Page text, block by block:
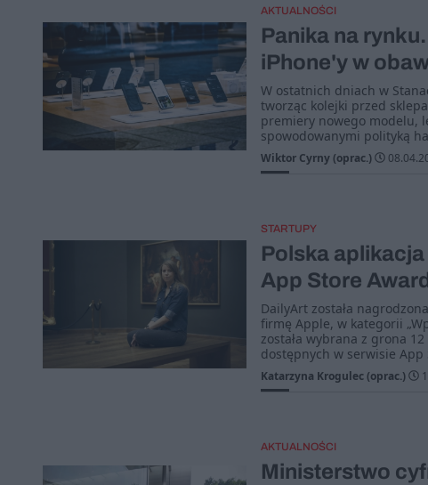
AKTUALNOŚCI
Panika na
iPhone'y w
W ostatnich dniach w
tworząc kolejki przed
premiery nowego modelu,
spowodowanymi polityką
Wiktor Cyrny (oprac.)
STARTUPY
Polska
App Store
DailyArt została
firmę Apple, w kategorii
została wybrana z grona
dostępnych w serwisie App
Katarzyna Krogulec (oprac.)
AKTUALNOŚCI
Ministerstwo